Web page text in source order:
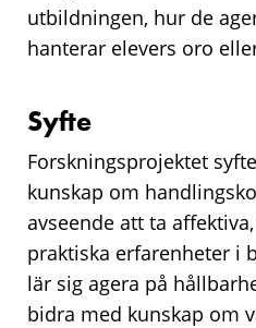
utbildningen, hur de
hanterar elevers oro
Syfte
Forskningsprojektet
kunskap om
avseende att ta
praktiska erfarenheter i
lär sig agera på
bidra med kunskap om